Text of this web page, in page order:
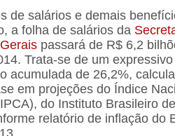
de salários e demais
a folha de salários da
passará de R$ 6,2
Trata-se de um
acumulada de 26,2%,
em projeções do Índice
do Instituto Brasileiro
relatório de inflação do